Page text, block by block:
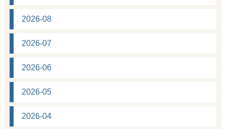
2026-08
2026-07
2026-06
2026-05
2026-04